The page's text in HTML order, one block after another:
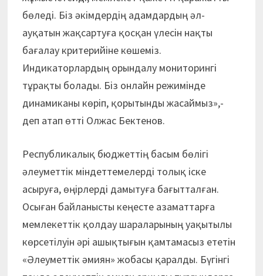
бөледі. Біз әкімдердің адамдардың әл-
ауқатын жақсартуға қосқан үлесін нақты
бағалау критерийіне көшеміз.
Индикаторлардың орындалу мониторингі
тұрақты болады. Біз онлайн режимінде
динамиканы көріп, қорытынды жасаймыз»,-
деп атап өтті Олжас Бектенов.
Республикалық бюджеттің басым бөлігі
әлеуметтік міндеттемелерді толық іске
асыруға, өңірлерді дамытуға бағытталған.
Осыған байланыс­ты кеңесте азаматтарға
мемлекеттік қолдау шараларының уақытылы
көрсетілуін әрі ашықтығын қамтамасыз ететін
«Әлеуметтік әмиян» жобасы қаралды. Бүгінгі